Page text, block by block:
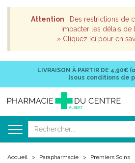
Attention : Des restrictions de
impacter les délais de
» Cliquez ici pour en
LIVRAISON À PARTIR DE 4,90€
(sous conditions de
Accueil Parapharmacie Premiers Soins